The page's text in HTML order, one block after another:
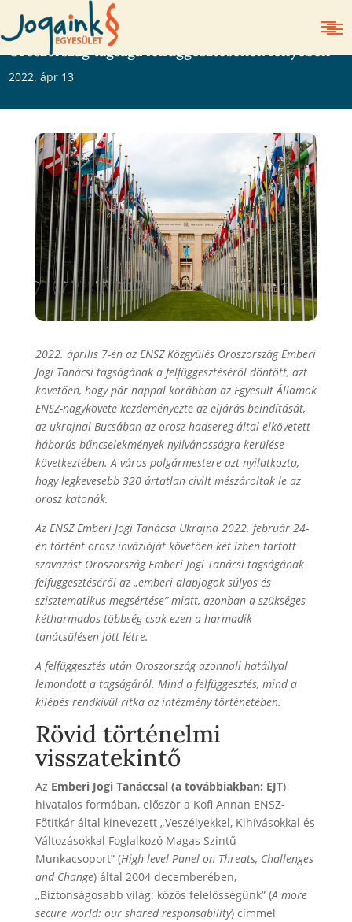
Az ENSZ Emberi Jogi Tanács jelentősége
Oroszország tagsága felfüggesztésének fényében
2022. ápr 13
2022. április 7-én az ENSZ Közgyűlés Oroszország Emberi
Jogi Tanácsi tagságának a felfüggesztéséről döntött, azt
követően, hogy pár nappal korábban az Egyesült Államok
ENSZ-nagykövete kezdeményezte az eljárás beindítását,
az ukrajnai Bucsában az orosz hadsereg által elkövetett
háborús bűncselekmények nyilvánosságra kerülése
következtében. A város polgármestere azt nyilatkozta,
hogy legkevesebb 320 ártatlan civilt mészároltak le az
orosz katonák.
Az ENSZ Emberi Jogi Tanácsa Ukrajna 2022. február 24-
én történt orosz invázióját követően két ízben tartott
szavazást Oroszország Emberi Jogi Tanácsi tagságának
felfüggesztéséről az „emberi alapjogok súlyos és
szisztematikus megsértése” miatt, azonban a szükséges
kétharmados többség csak ezen a harmadik
tanácsülésen jött létre.
A felfüggesztés után Oroszország azonnali hatállyal
lemondott a tagságáról. Mind a felfüggesztés, mind a
kilépés rendkívül ritka az intézmény történetében.
Rövid történelmi
visszatekintő
Az Emberi Jogi Tanáccsal (a továbbiakban: EJT)
hivatalos formában, először a Kofi Annan ENSZ-
Főtitkár által kinevezett „Veszélyekkel, Kihívásokkal és
Változásokkal Foglalkozó Magas Szintű
Munkacsoport” (High level Panel on Threats, Challenges
and Change) által 2004 decemberében,
„Biztonságosabb világ: közös felelősségünk” (A more
secure world: our shared responsability) címmel